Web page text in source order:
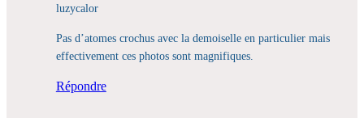
luzycalor
Pas d’atomes crochus avec la demoiselle en particulier mais
effectivement ces photos sont magnifiques.
Répondre